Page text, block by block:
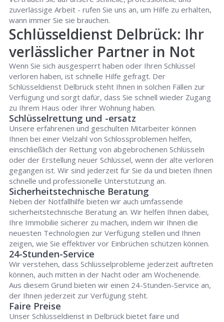
zuverlässige Arbeit - rufen Sie uns an, um Hilfe zu erhalten,
wann immer Sie sie brauchen.
Schlüsseldienst Delbrück: Ihr
verlässlicher Partner in Not
Wenn Sie sich ausgesperrt haben oder Ihren Schlüssel
verloren haben, ist schnelle Hilfe gefragt. Der
Schlüsseldienst Delbrück steht Ihnen in solchen Fällen zur
Verfügung und sorgt dafür, dass Sie schnell wieder Zugang
zu Ihrem Haus oder Ihrer Wohnung haben.
Schlüsselrettung und -ersatz
Unsere erfahrenen und geschulten Mitarbeiter können
Ihnen bei einer Vielzahl von Schlossproblemen helfen,
einschließlich der Rettung von abgebrochenen Schlüsseln
oder der Erstellung neuer Schlüssel, wenn der alte verloren
gegangen ist. Wir sind jederzeit für Sie da und bieten Ihnen
schnelle und professionelle Unterstützung an.
Sicherheitstechnische Beratung
Neben der Notfallhilfe bieten wir auch umfassende
sicherheitstechnische Beratung an. Wir helfen Ihnen dabei,
Ihre Immobilie sicherer zu machen, indem wir Ihnen die
neuesten Technologien zur Verfügung stellen und Ihnen
zeigen, wie Sie effektiver vor Einbrüchen schützen können.
24-Stunden-Service
Wir verstehen, dass Schlüsselprobleme jederzeit auftreten
können, auch mitten in der Nacht oder am Wochenende.
Aus diesem Grund bieten wir einen 24-Stunden-Service an,
der Ihnen jederzeit zur Verfügung steht.
Faire Preise
Unser Schlüsseldienst in Delbrück bietet faire und